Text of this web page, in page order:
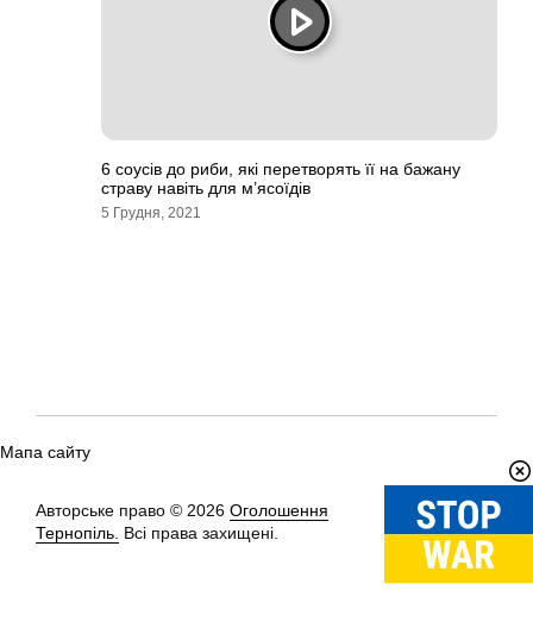
6 соусів до риби, які перетворять її на бажану
страву навіть для м’ясоїдів
5 Грудня, 2021
Мапа сайту
Авторське право © 2026 Оголошення
Тернопіль. Всі права захищені.
Вгору↑